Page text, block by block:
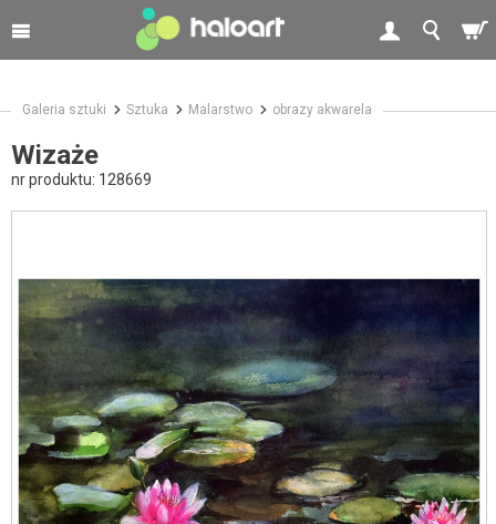
Galeria sztuki Sztuka Malarstwo obrazy akwarela
Wizaże
nr produktu: 128669